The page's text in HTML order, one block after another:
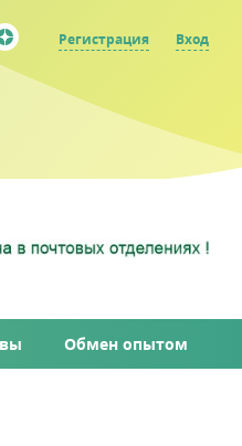
Регистрация Вход
Обмен опытом